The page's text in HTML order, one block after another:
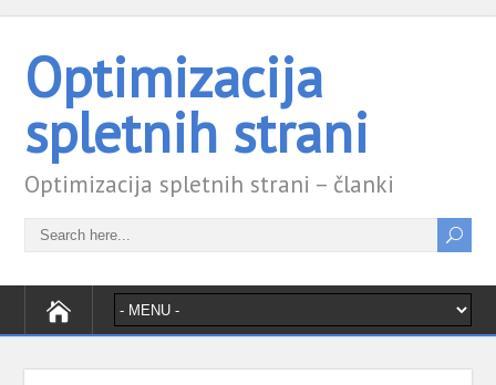
Optimizacija
spletnih strani
Optimizacija spletnih strani – članki